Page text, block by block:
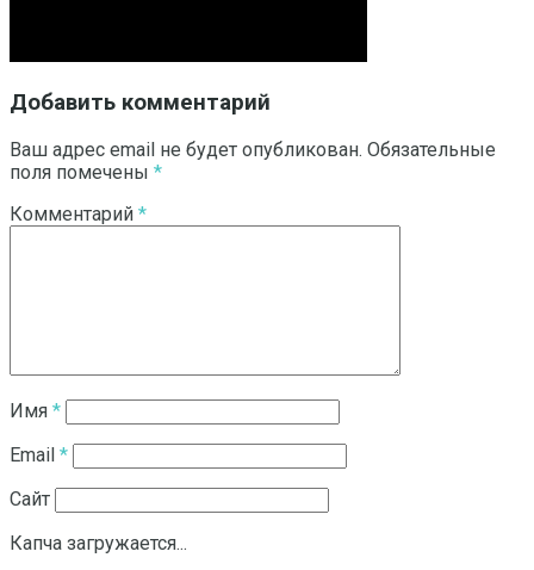
Добавить комментарий
Ваш адрес email не будет опубликован. Обязательные
поля помечены *
Комментарий *
Имя *
Email *
Сайт
Капча загружается...